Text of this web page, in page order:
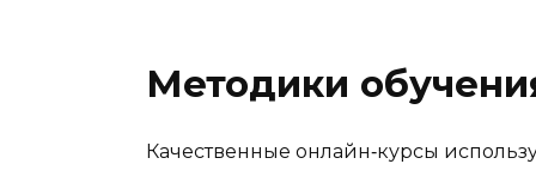
Методики
Качественные онлайн‑курсы